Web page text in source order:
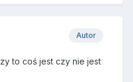
Autor
to coś jest czy nie jest